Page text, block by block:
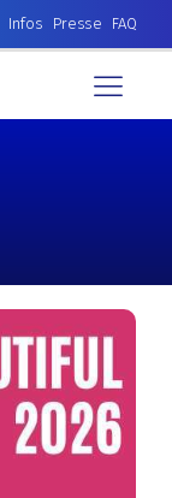
Infos Presse FAQ